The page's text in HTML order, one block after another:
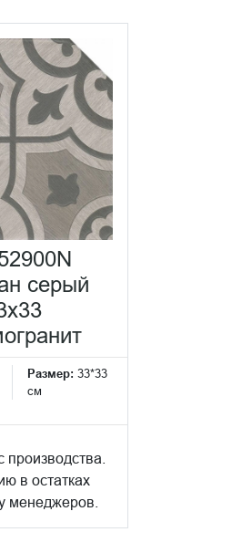
серый
Размер: 33*33
см
производства.
в остатках
менеджеров.